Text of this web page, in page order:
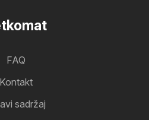
FAQ
Kontakt
sadržaj